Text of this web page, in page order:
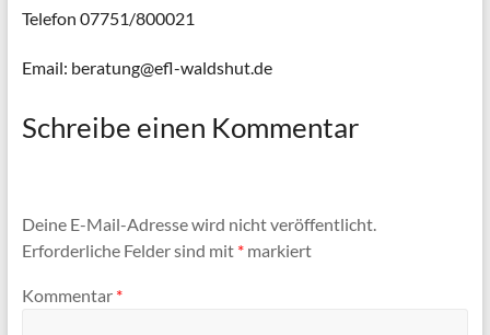
Telefon 07751/800021
Email: beratung@efl-waldshut.de
Schreibe einen Kommentar
Deine E-Mail-Adresse wird nicht veröffentlicht.
Erforderliche Felder sind mit *markiert
Kommentar *